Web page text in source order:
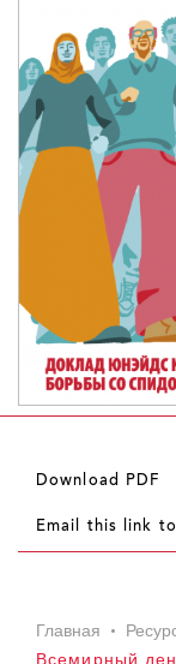
Download PDF
Email this link
Главная